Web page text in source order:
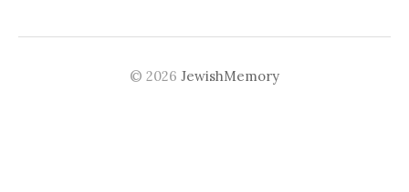
© 2026 JewishMemory